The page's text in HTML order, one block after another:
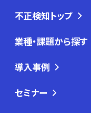
不正検知トップ
業種・課題から探す
導入事例
セミナー